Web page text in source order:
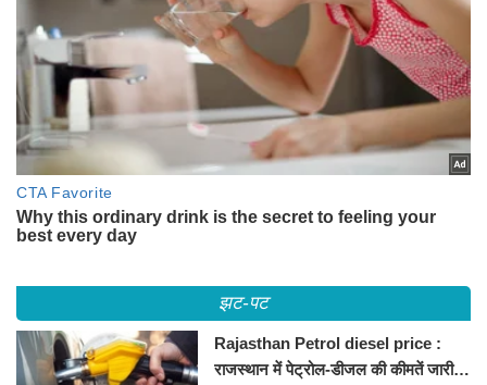
झट-पट
Rajasthan Petrol diesel price :
राजस्थान में पेट्रोल-डीजल की कीमतें जारी,